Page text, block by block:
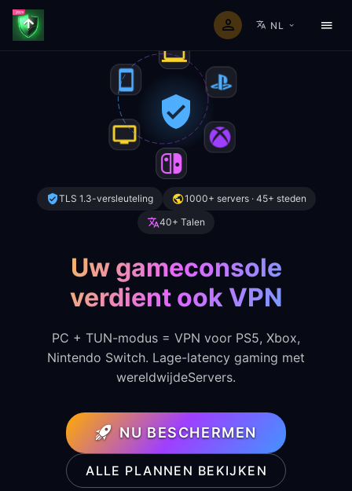
NL
TLS 1.3-versleuteling
1000+ servers · 45+ steden
40+ Talen
Uw gameconsole
verdient ook VPN
PC + TUN-modus = VPN voor PS5, Xbox,
Nintendo Switch. Lage-latency gaming met
wereldwijdeServers.
NU BESCHERMEN
ALLE PLANNEN BEKIJKEN